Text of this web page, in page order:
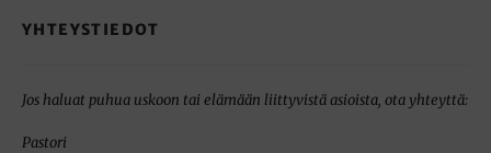
YHTEYSTIEDOT
Jos haluat puhua uskoon tai elämään liittyvistä asioista, ota yhteyttä:
Pastori